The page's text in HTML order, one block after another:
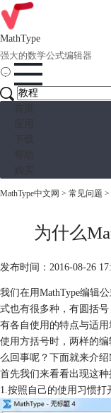
MathType
强大的数学公式编辑器
MathType中文网 > 常见问题 >
为什么
发布时间：2016-08-26
我们在用MathType编辑
式也有很多种，有圆括
有各自使用的特点与适
使用方括号时，两样的
么回事呢？下面就来介绍
首先我们来看看出现这
1.按照自己的使用习惯打